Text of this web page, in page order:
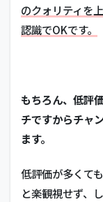
のクォリティを
認識でOKです。
もちろん、低評
チですからチャ
ます。
低評価が多くて
と楽観視せず、